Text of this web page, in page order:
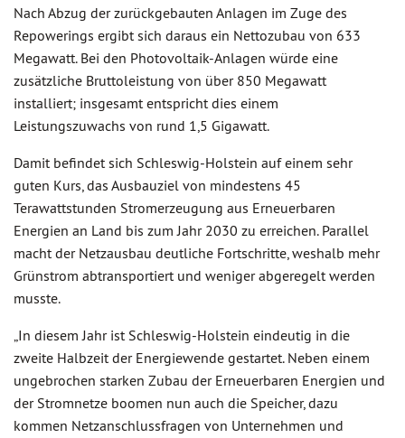
Nach Abzug der zurückgebauten Anlagen im Zuge des
Repowerings ergibt sich daraus ein Nettozubau von 633
Megawatt. Bei den Photovoltaik-Anlagen würde eine
zusätzliche Bruttoleistung von über 850 Megawatt
installiert; insgesamt entspricht dies einem
Leistungszuwachs von rund 1,5 Gigawatt.
Damit befindet sich Schleswig-Holstein auf einem sehr
guten Kurs, das Ausbauziel von mindestens 45
Terawattstunden Stromerzeugung aus Erneuerbaren
Energien an Land bis zum Jahr 2030 zu erreichen. Parallel
macht der Netzausbau deutliche Fortschritte, weshalb mehr
Grünstrom abtransportiert und weniger abgeregelt werden
musste.
„In diesem Jahr ist Schleswig-Holstein eindeutig in die
zweite Halbzeit der Energiewende gestartet. Neben einem
ungebrochen starken Zubau der Erneuerbaren Energien und
der Stromnetze boomen nun auch die Speicher, dazu
kommen Netzanschlussfragen von Unternehmen und